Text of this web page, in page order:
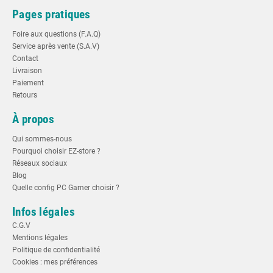
Pages pratiques
Foire aux questions (F.A.Q)
Service après vente (S.A.V)
Contact
Livraison
Paiement
Retours
À propos
Qui sommes-nous
Pourquoi choisir EZ-store ?
Réseaux sociaux
Blog
Quelle config PC Gamer choisir ?
Infos légales
C.G.V
Mentions légales
Politique de confidentialité
Cookies : mes préférences